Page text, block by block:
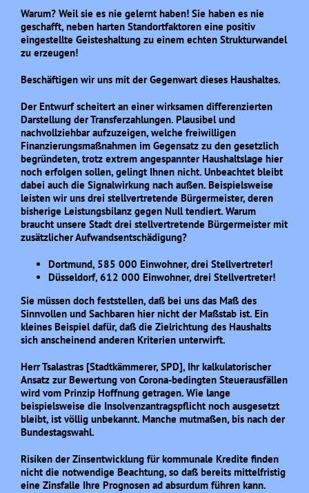
Warum? Weil sie es nie gelernt haben! Sie haben es nie
geschafft, neben harten Standortfaktoren eine positiv
eingestellte Geisteshaltung zu einem echten Strukturwandel
zu erzeugen!
Beschäftigen wir uns mit der Gegenwart dieses Haushaltes.
Der Entwurf scheitert an einer wirksamen differenzierten
Darstellung der Transferzahlungen. Plausibel und
nachvollziehbar aufzuzeigen, welche freiwilligen
Finanzierungsmaßnahmen im Gegensatz zu den gesetzlich
begründeten, trotz extrem angespannter Haushaltslage hier
noch erfolgen sollen, gelingt Ihnen nicht. Unbeachtet bleibt
dabei auch die Signalwirkung nach außen. Beispielsweise
leisten wir uns drei stellvertretende Bürgermeister, deren
bisherige Leistungsbilanz gegen Null tendiert. Warum
braucht unsere Stadt drei stellvertretende Bürgermeister mit
zusätzlicher Aufwandsentschädigung?
Dortmund, 585 000 Einwohner, drei Stellvertreter!
Düsseldorf, 612 000 Einwohner, drei Stellvertreter!
Sie müssen doch feststellen, daß bei uns das Maß des
Sinnvollen und Sachbaren hier nicht der Maßstab ist. Ein
kleines Beispiel dafür, daß die Zielrichtung des Haushalts
sich anscheinend anderen Kriterien unterwirft.
Herr Tsalastras [Stadtkämmerer, SPD], Ihr kalkulatorischer
Ansatz zur Bewertung von Corona-bedingten Steuerausfällen
wird vom Prinzip Hoffnung getragen. Wie lange
beispielsweise die Insolvenzantragspflicht noch ausgesetzt
bleibt, ist völlig unbekannt. Manche mutmaßen, bis nach der
Bundestagswahl.
Risiken der Zinsentwicklung für kommunale Kredite finden
nicht die notwendige Beachtung, so daß bereits mittelfristig
eine Zinsfalle Ihre Prognosen ad absurdum führen kann.